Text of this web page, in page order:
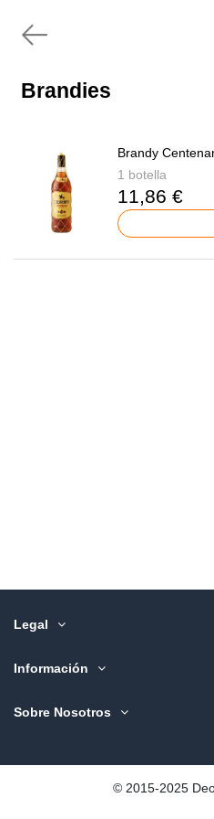
Brandies
Brandy
1 botella
11,86 €
Legal
Información
Sobre Nosotros
©️ 2015-2025